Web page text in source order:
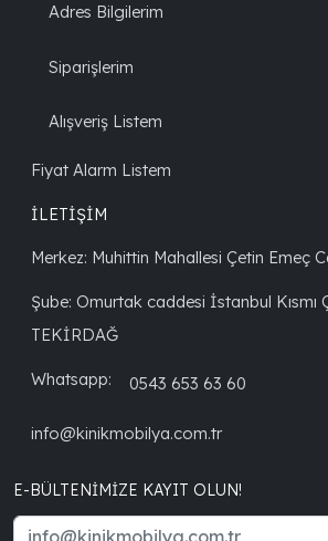
Adres Bilgilerim
Siparişlerim
Alışveriş Listem
Fiyat Alarm Listem
İLETİŞİM
Merkez: Muhittin Mahallesi Çetin Emeç
Şube: Omurtak caddesi İstanbul Kısmı
TEKİRDAĞ
Whatsapp: 0543 653 63 60
info@kinikmobilya.com.tr
E-BÜLTENIMIZE KAYIT OLUN!